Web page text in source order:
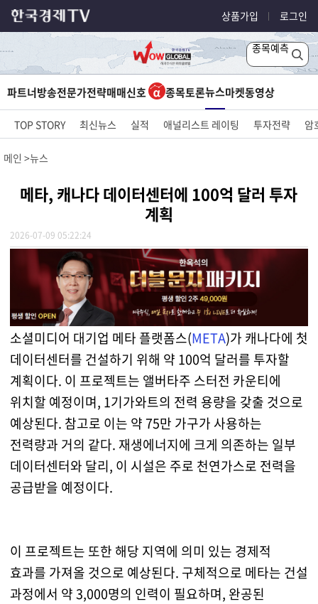
상품가입 로그인
종목예측
파트너방송전문가전략매매신호 종목토론뉴스마켓동영상
TOP STORY 최신뉴스 실적 애널리스트 레이팅 투자전략 암
메인 뉴스
메타, 캐나다 데이터센터에 100억 달러 투자
계획
2026-07-09 05:22:24
소셜미디어 대기업 메타 플랫폼스(META)가 캐나다에 첫
데이터센터를 건설하기 위해 약 100억 달러를 투자할
계획이다. 이 프로젝트는 앨버타주 스터전 카운티에
위치할 예정이며, 1기가와트의 전력 용량을 갖출 것으로
예상된다. 참고로 이는 약 75만 가구가 사용하는
전력량과 거의 같다. 재생에너지에 크게 의존하는 일부
데이터센터와 달리, 이 시설은 주로 천연가스로 전력을
공급받을 예정이다.
이 프로젝트는 또한 해당 지역에 의미 있는 경제적
효과를 가져올 것으로 예상된다. 구체적으로 메타는 건설
과정에서 약 3,000명의 인력이 필요하며, 완공된